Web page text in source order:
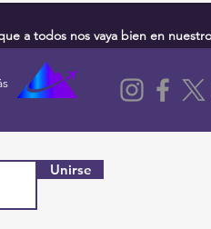
a todos nos vaya bien en
Unirse